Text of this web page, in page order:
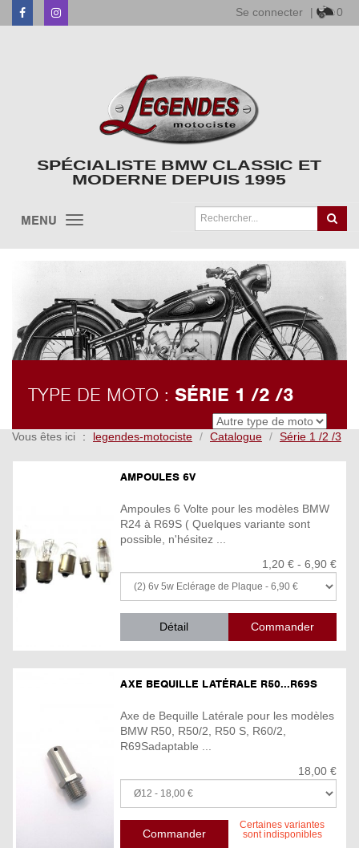
FacebookInstagram Se connecter | 0
SPÉCIALISTE BMW CLASSIC ET
MODERNE DEPUIS 1995
MENU
TYPE DE MOTO : SÉRIE 1 /2 /3
Vous êtes ici legendes-motociste Catalogue Série 1 /2 /3
AMPOULES 6V
Ampoules 6 Volte pour les modèles BMW
R24 à R69S ( Quelques variante sont
possible, n'hésitez ...
1,20 € - 6,90 €
Détail
AXE BEQUILLE LATÉRALE R50...R69S
Axe de Bequille Latérale pour les modèles
BMW R50, R50/2, R50 S, R60/2,
R69Sadaptable ...
18,00 €
Certaines variantes
sont indisponibles